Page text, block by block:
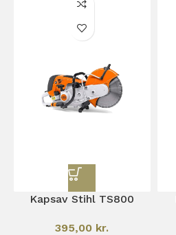
Kapsav Stihl TS800
395,00 kr.